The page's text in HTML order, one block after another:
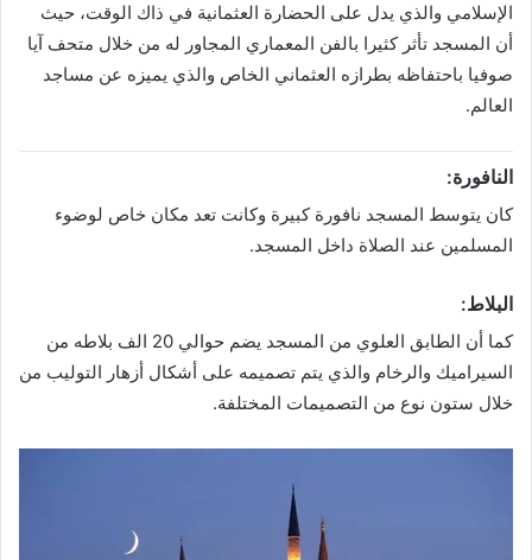
الإسلامي والذي يدل على الحضارة العثمانية في ذاك الوقت، حيث
أن المسجد تأثر كثيرا بالفن المعماري المجاور له من خلال متحف آيا
صوفيا باحتفاظه بطرازه العثماني الخاص والذي يميزه عن مساجد
العالم.
النافورة:
كان يتوسط المسجد نافورة كبيرة وكانت تعد مكان خاص لوضوء
المسلمين عند الصلاة داخل المسجد.
البلاط:
كما أن الطابق العلوي من المسجد يضم حوالي 20 الف بلاطه من
السيراميك والرخام والذي يتم تصميمه على أشكال أزهار التوليب من
خلال ستون نوع من التصميمات المختلفة.